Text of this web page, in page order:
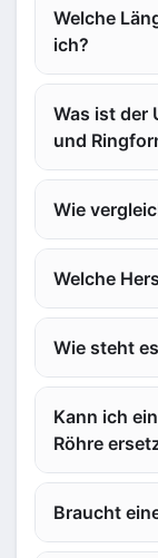
Welche
ich?
Was ist der
und
Wie
Welche
Wie steht
Kann ich
Röhre
Braucht